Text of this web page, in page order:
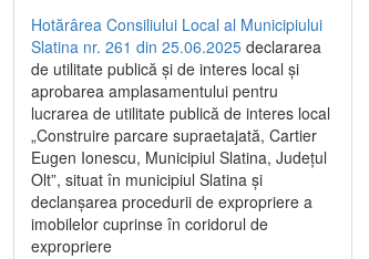
Hotărârea Consiliului Local al Municipiului
Slatina nr. 261 din 25.06.2025 declararea
de utilitate publică și de interes local și
aprobarea amplasamentului pentru
lucrarea de utilitate publică de interes local
„Construire parcare supraetajată, Cartier
Eugen Ionescu, Municipiul Slatina, Județul
Olt”, situat în municipiul Slatina și
declanșarea procedurii de expropriere a
imobilelor cuprinse în coridorul de
expropriere